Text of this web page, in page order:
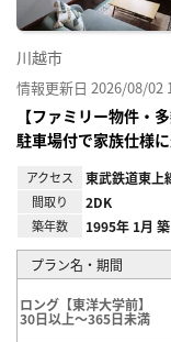
川越市
情報更新日 2026/08/02
【ファミリー物件・
駐車場付で家族仕様
アクセス 東武鉄道東上
間取り 2DK
築年数 1995年 1月 築
プラン名・期間
ロング【東洋大学前】
30日以上～365日未満